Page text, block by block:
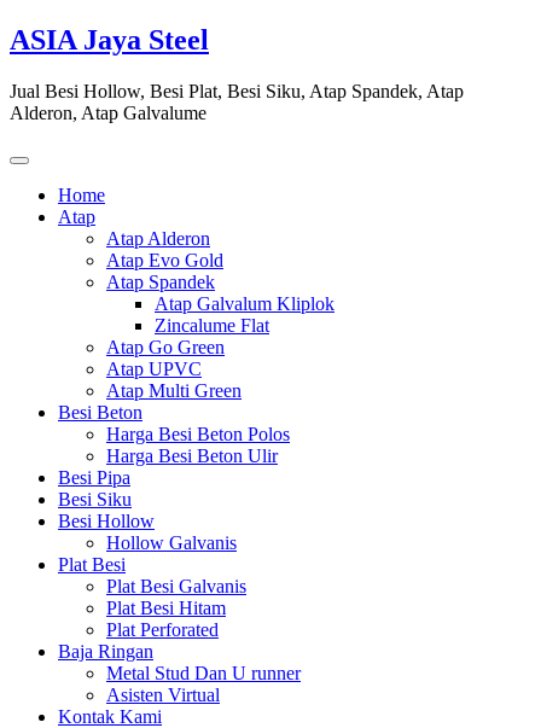
Skip
to
ASIA Jaya Steel
Jual Besi Hollow, Besi Plat, Besi Siku, Atap Spandek, Atap
Alderon, Atap Galvalume
Home
Atap
Atap Alderon
Atap Evo Gold
Atap Spandek
Atap Galvalum Kliplok
Zincalume Flat
Atap Go Green
Atap UPVC
Atap Multi Green
Besi Beton
Harga Besi Beton Polos
Harga Besi Beton Ulir
Besi Pipa
Besi Siku
Besi Hollow
Hollow Galvanis
Plat Besi
Plat Besi Galvanis
Plat Besi Hitam
Plat Perforated
Baja Ringan
Metal Stud Dan U runner
Asisten Virtual
Kontak Kami